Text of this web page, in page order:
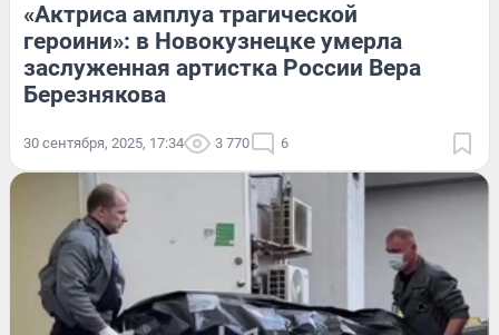
«Актриса амплуа трагической
героини»: в Новокузнецке умерла
заслуженная артистка России Вера
Березнякова
30 сентября, 2025, 17:34 3 770 6